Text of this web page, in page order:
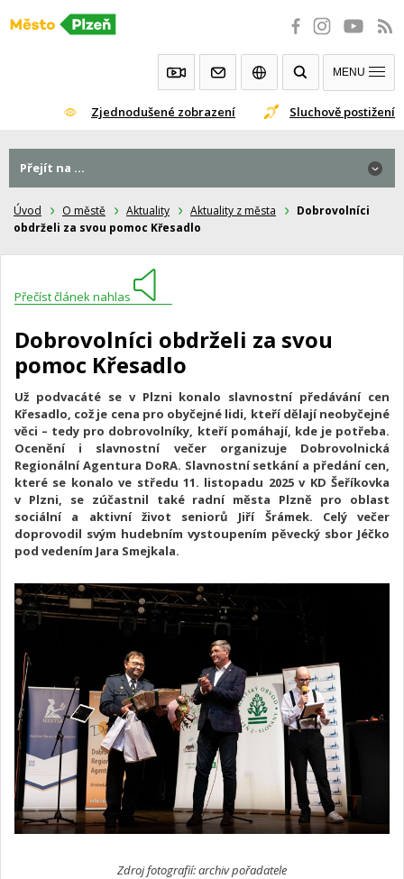
Přeskočit
Zjednodušené zobrazení Sluchově postižení
MENU
Úvod O městě Aktuality Aktuality z města
Dobrovolníci
obdrželi za svou pomoc Křesadlo
Přečíst článek nahlas
Dobrovolníci obdrželi za svou
pomoc Křesadlo
Už podvacáté se v Plzni konalo slavnostní předávání cen
Křesadlo, což je cena pro obyčejné lidi, kteří dělají neobyčejné
věci – tedy pro dobrovolníky, kteří pomáhají, kde je potřeba.
Ocenění i slavnostní večer organizuje Dobrovolnická
Regionální Agentura DoRA. Slavnostní setkání a předání cen,
které se konalo ve středu 11. listopadu 2025 v KD Šeříkovka
v Plzni, se zúčastnil také radní města Plzně pro oblast
sociální a aktivní život seniorů Jiří Šrámek. Celý večer
doprovodil svým hudebním vystoupením pěvecký sbor Jéčko
pod vedením Jara Smejkala.
Zdroj fotografií: archiv pořadatele
Přejít na ...